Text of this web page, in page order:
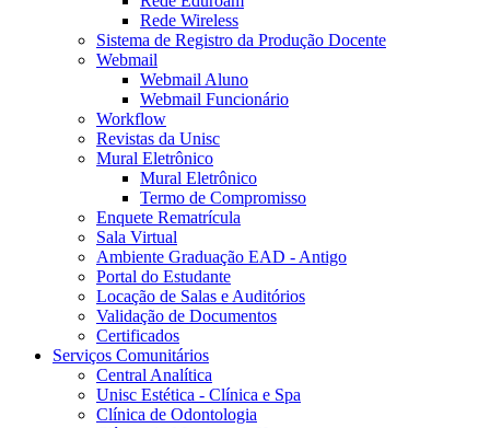
Rede Wireless
Sistema de Registro da Produção Docente
Webmail
Webmail Aluno
Webmail Funcionário
Workflow
Revistas da Unisc
Mural Eletrônico
Mural Eletrônico
Termo de Compromisso
Enquete Rematrícula
Sala Virtual
Ambiente Graduação EAD - Antigo
Portal do Estudante
Locação de Salas e Auditórios
Validação de Documentos
Certificados
Serviços Comunitários
Central Analítica
Unisc Estética - Clínica e Spa
Clínica de Odontologia